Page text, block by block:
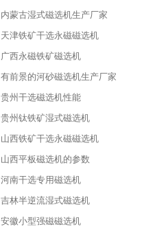
内蒙古湿式磁选机生产厂家
天津铁矿干选永磁磁选机
广西永磁铁矿磁选机
有前景的河砂磁选机生产厂家
贵州干选磁选机性能
贵州钛铁矿湿式磁选机
山西铁矿干选永磁磁选机
山西平板磁选机的参数
河南干选专用磁选机
吉林半逆流湿式磁选机
安徽小型强磁磁选机